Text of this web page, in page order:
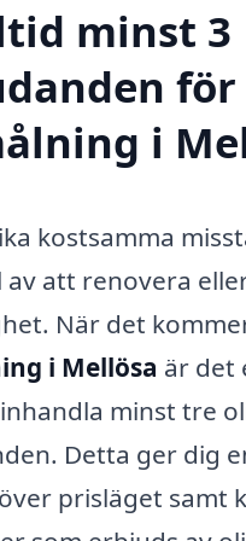
minst 3
för
i
kostsamma
av att renovera
När det
i Mellösa är det
minst tre
Detta ger dig
prisläget samt